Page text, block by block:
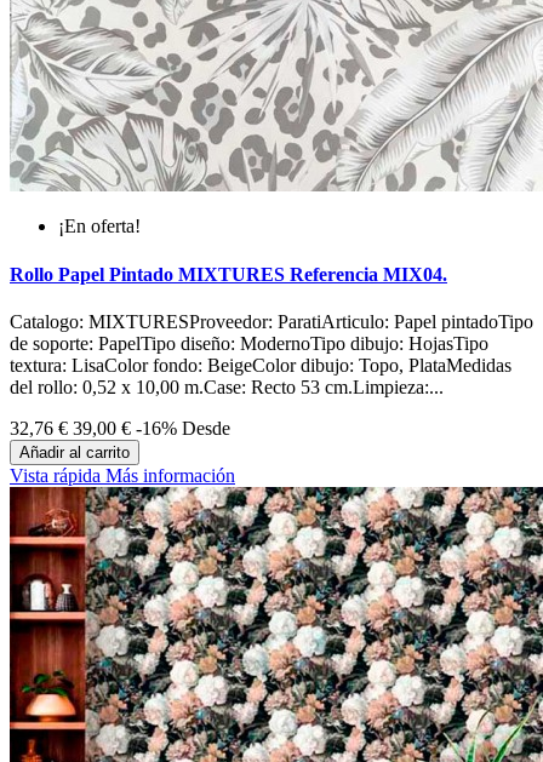
¡En oferta!
Rollo Papel Pintado MIXTURES Referencia MIX04.
Catalogo: MIXTURESProveedor: ParatiArticulo: Papel pintadoTipo
de soporte: PapelTipo diseño: ModernoTipo dibujo: HojasTipo
textura: LisaColor fondo: BeigeColor dibujo: Topo, PlataMedidas
del rollo: 0,52 x 10,00 m.Case: Recto 53 cm.Limpieza:...
32,76 € 39,00 € -16% Desde
Añadir al carrito
Vista rápida Más información